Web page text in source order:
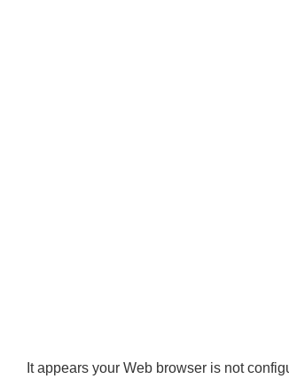
It appears your Web browser is not